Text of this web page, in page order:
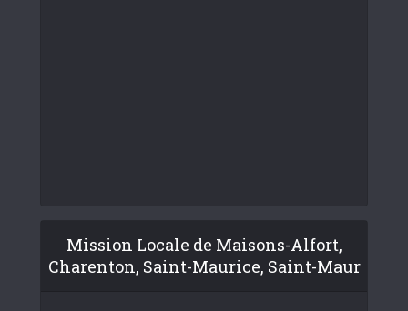
Mission Locale de Maisons-Alfort,
Charenton, Saint-Maurice, Saint-Maur